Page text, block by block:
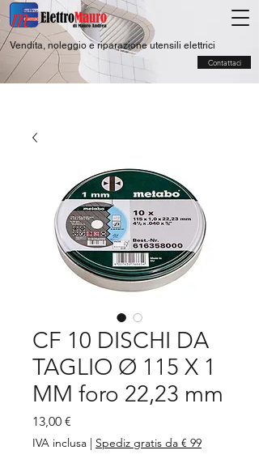
Vendita, noleggio e riparazione utensili elettrici
Contattaci
CF 10 DISCHI DA
TAGLIO Ø 115 X 1
MM foro 22,23 mm
13,00 €
IVA inclusa | Spediz gratis da € 99